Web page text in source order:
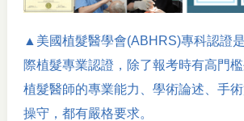
▲美國植髮醫學會(ABHRS)專科認證
際植髮專業認證，除了報考時有高門
植髮醫師的專業能力、學術論述、手
操守，都有嚴格要求。